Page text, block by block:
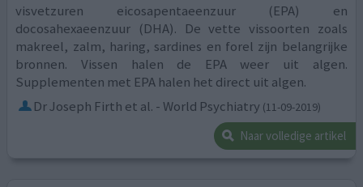
visvetzuren eicosapentaeenzuur (EPA) en
docosahexaeenzuur (DHA). De vette vissoorten zoals
makreel, zalm, haring, sardines en forel zijn belangrijke
bronnen. Vissen halen de EPA weer uit algen.
Supplementen met EPA halen het direct uit algen.
Dr Joseph Firth et al. - World Psychiatry (11-09-2019)
Naar volledige artikel